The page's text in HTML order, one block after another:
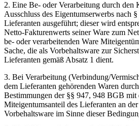
2. Eine Be- oder Verarbeitung durch den
Ausschluss des Eigentumserwerbs nach
Lieferanten ausgeführt; dieser wird
Netto-Fakturenwerts seiner Ware zum
be- oder verarbeitenden Ware
Sache, die als Vorbehaltsware zur
Lieferanten gemäß Absatz 1 dient.
3. Bei Verarbeitung (Verbindung/
dem Lieferanten gehörenden Waren
Bestimmungen der §§ 947, 948 BGB mit
Miteigentumsanteil des Lieferanten an
Vorbehaltsware im Sinne dieser